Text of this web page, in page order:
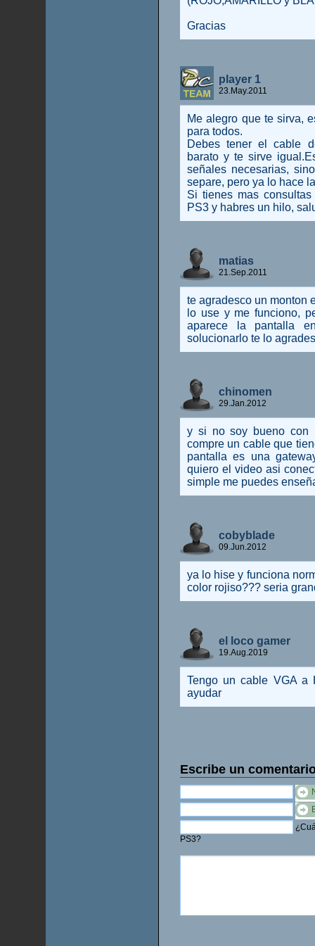
Gracias
player 1
23.May.2011
Me alegro que te sirva,
para todos.
Debes tener el cable
barato y te sirve
señales necesarias,
separe, pero ya lo hace
Si tienes mas
PS3 y habres un hilo,
matias
21.Sep.2011
te agradesco un monton
lo use y me funciono,
aparece la pantalla
solucionarlo te lo
chinomen
29.Jan.2012
y si no soy bueno con
compre un cable que
pantalla es una
quiero el video asi
simple me puedes
cobyblade
09.Jun.2012
ya lo hise y funciona
color rojiso??? seria
el loco gamer
19.Aug.2019
Tengo un cable VGA a
ayudar
Escribe un
PS3?